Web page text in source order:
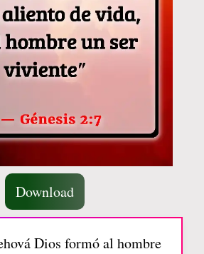
Download
Dios formó al hombre